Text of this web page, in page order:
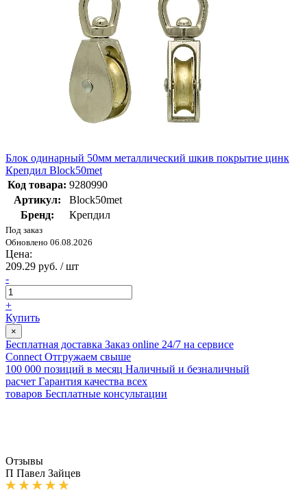
Блок одинарный 50мм металлический шкив покрытие цинк
Крепдил Bloсk50met
Код товара: 9280990
Артикул:
Bloсk50met
Бренд:
Крепдил
Под заказ
Обновлено 06.08.2026
Цена:
209.29 руб. / шт
-
+
Купить
×
Бесплатная доставка Заказ online 24/7 на сервисе
Connect Отгружаем свыше
100 000 позиций в месяц Наличный и безналичный
расчет Гарантия качества всех
товаров Бесплатные консультации
Отзывы
П Павел Зайцев